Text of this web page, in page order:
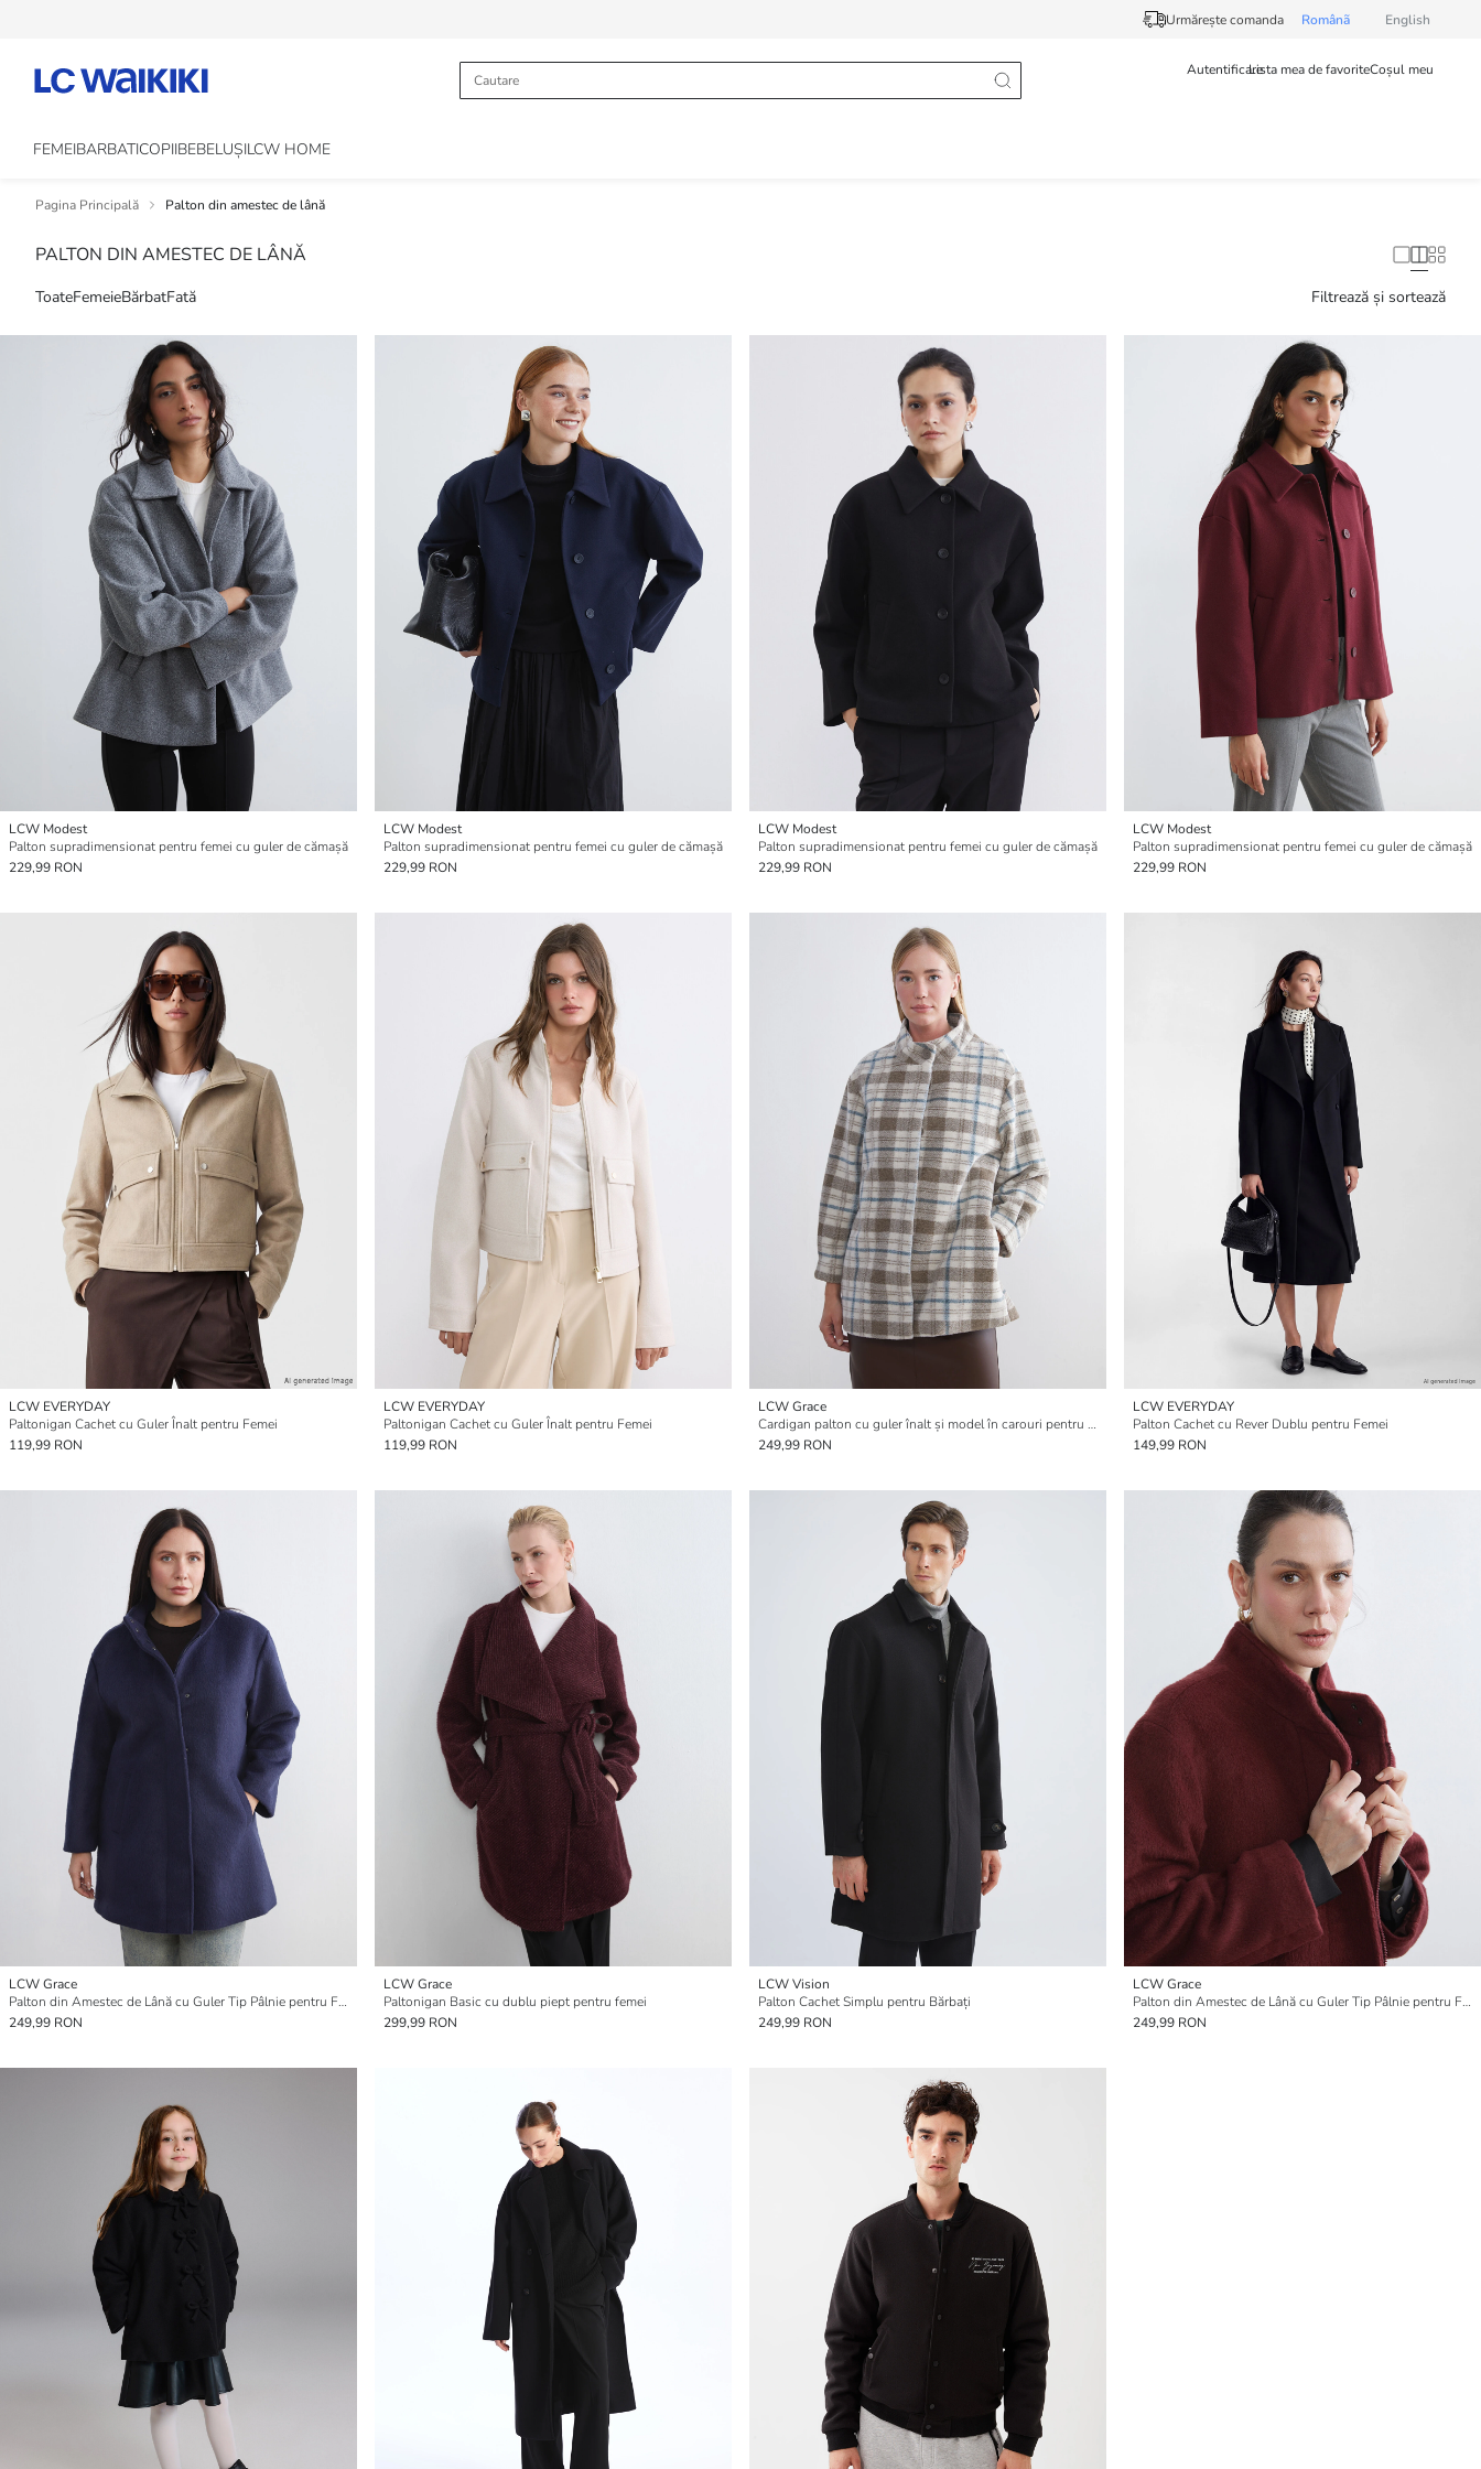
Urmărește comanda Românã English
AutentificareLista mea de favoriteCoșul meu
FEMEIBARBATICOPIIBEBELUȘILCW HOME
Pagina Principală Palton din amestec de lână
PALTON DIN AMESTEC DE LÂNĂ
ToateFemeieBărbatFată Filtrează și sortează
LCW Modest
Palton supradimensionat pentru femei cu guler de cămașă
229,99 RON
LCW Modest
Palton supradimensionat pentru femei cu guler de cămașă
229,99 RON
LCW Modest
Palton supradimensionat pentru femei cu guler de cămașă
229,99 RON
LCW Modest
Palton supradimensionat pentru femei cu guler de cămașă
229,99 RON
LCW EVERYDAY
Paltonigan Cachet cu Guler Înalt pentru Femei
119,99 RON
LCW EVERYDAY
Paltonigan Cachet cu Guler Înalt pentru Femei
119,99 RON
LCW Grace
Cardigan palton cu guler înalt și model în carouri pentru femei
249,99 RON
LCW EVERYDAY
Palton Cachet cu Rever Dublu pentru Femei
149,99 RON
LCW Grace
Palton din Amestec de Lână cu Guler Tip Pâlnie pentru Femei
249,99 RON
LCW Grace
Paltonigan Basic cu dublu piept pentru femei
299,99 RON
LCW Vision
Palton Cachet Simplu pentru Bărbați
249,99 RON
LCW Grace
Palton din Amestec de Lână cu Guler Tip Pâlnie pentru Femei
249,99 RON